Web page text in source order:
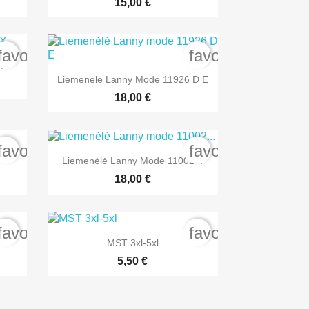
 Greita peržiūra
Liemenėlė Lanny Mode 11926 D E
18,00 €
favorite_border
 Greita peržiūra
Liemenėlė Lanny Mode 11002...
18,00 €
favorite_border
Greita peržiūra
MST 3xl-5xl
5,50 €
favorite_border